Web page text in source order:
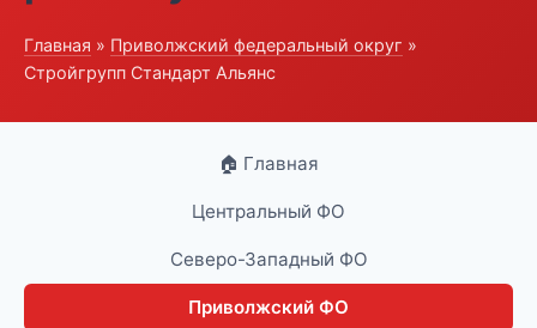
Главная » Приволжский федеральный округ »
Стройгрупп Стандарт Альянс
🏠 Главная
Центральный ФО
Северо-Западный ФО
Приволжский ФО